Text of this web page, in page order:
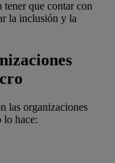
tener que contar con
la inclusión y la
las organizaciones
lo hace: